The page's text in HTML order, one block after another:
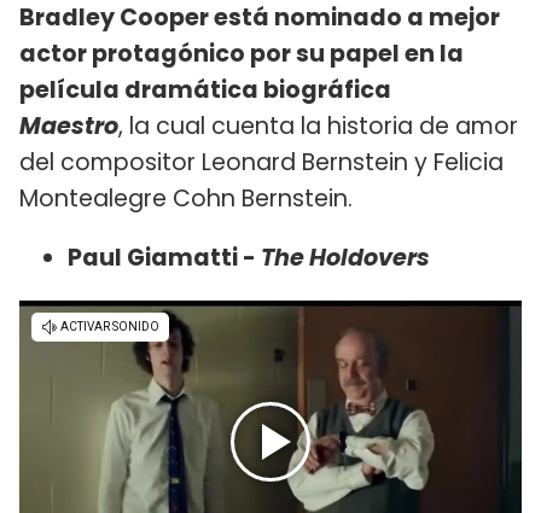
Bradley Cooper está nominado a mejor
actor protagónico por su papel en la
película dramática biográfica
Maestro, la cual cuenta la historia de amor
del compositor Leonard Bernstein y Felicia
Montealegre Cohn Bernstein.
Paul Giamatti - The Holdovers